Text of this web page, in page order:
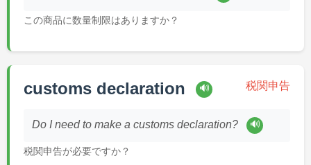
この商品に数量制限はありますか？
customs declaration 🔊 税関申告
Do I need to make a customs declaration? 🔊
税関申告が必要ですか？